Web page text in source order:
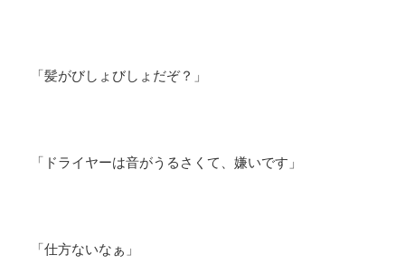
「髪がびしょびしょだぞ？」
「ドライヤーは音がうるさくて、嫌いです」
「仕方ないなぁ」